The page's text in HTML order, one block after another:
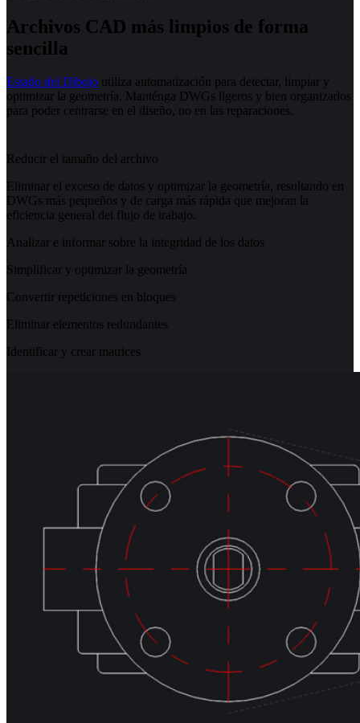
Archivos CAD más limpios de forma
sencilla
Estado del Dibujo utiliza automatización para detectar, limpiar y
optimizar la geometría. Manténga DWGs ligeros y bien organizados
para poder centrarse en el diseño, no en las reparaciones.
Reducir el tamaño del archivo
Eliminar el exceso de datos y optimizar la geometría, resultando en
DWGs más pequeños y de carga más rápida que mejoran la
eficiencia general del flujo de trabajo.
Analizar e informar sobre la integridad de los datos
Simplificar y optimizar la geometría
Convertir repeticiones en bloques
Eliminar elementos redundantes
Identificar y crear matrices